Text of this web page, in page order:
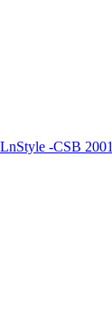
-CSB 2001